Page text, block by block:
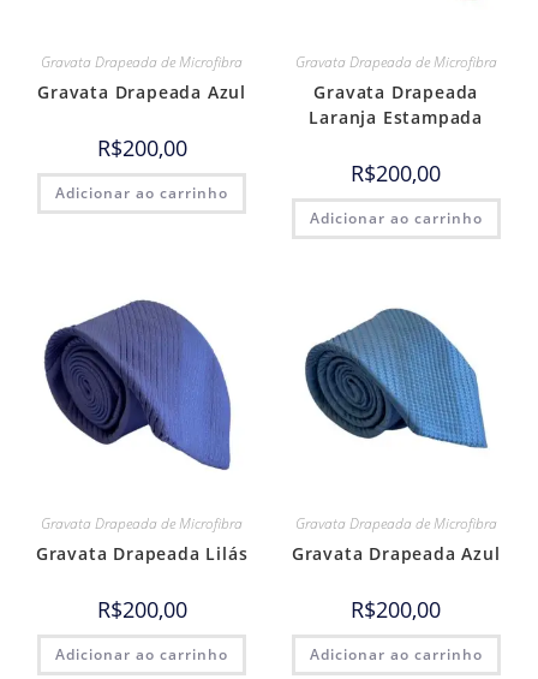
Gravata Drapeada de Microfibra
Gravata Drapeada Azul
R$200,00
Adicionar ao carrinho
Gravata Drapeada de Microfibra
Gravata Drapeada
Laranja Estampada
R$200,00
Adicionar ao carrinho
Gravata Drapeada de Microfibra
Gravata Drapeada Lilás
R$200,00
Adicionar ao carrinho
Gravata Drapeada de Microfibra
Gravata Drapeada Azul
R$200,00
Adicionar ao carrinho